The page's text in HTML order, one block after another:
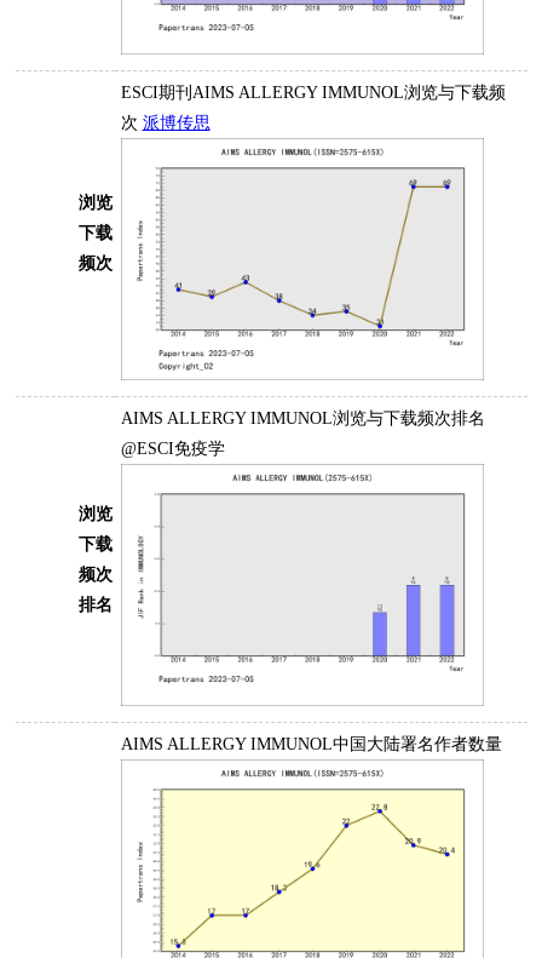
浏览
下载
频次
ESCI期刊AIMS ALLERGY IMMUNOL浏览与下载频
次 派博传思
浏览
下载
频次
排名
AIMS ALLERGY IMMUNOL浏览与下载频次排名
@ESCI免疫学
AIMS ALLERGY IMMUNOL中国大陆署名作者数量